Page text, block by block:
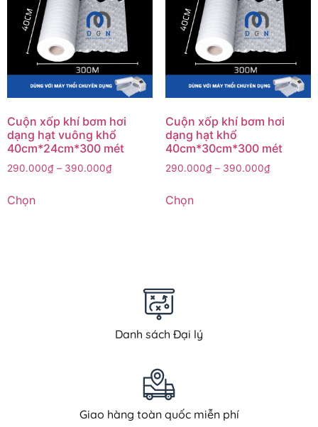
Cuộn xốp khí bơm hơi
dạng hạt vuông khổ
40cm*24cm*300 mét
290.000₫ – 390.000₫
Chọn
Cuộn xốp khí bơm hơi
dạng hạt khổ
40cm*30cm*300 mét
290.000₫ – 390.000₫
Chọn
Danh sách Đại lý
Giao hàng toàn quốc miễn phí